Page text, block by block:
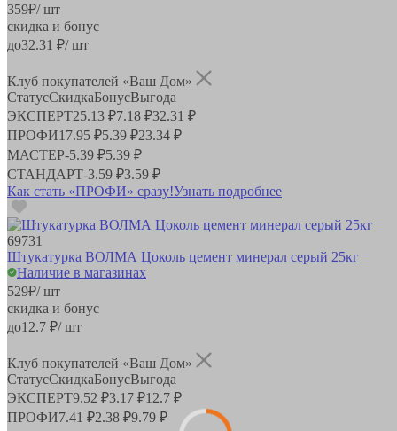
359₽/ шт
скидка и бонус
до32.31 ₽/ шт
Клуб покупателей «Ваш Дом»
СтатусСкидкаБонусВыгода
ЭКСПЕРТ25.13 ₽7.18 ₽32.31 ₽
ПРОФИ17.95 ₽5.39 ₽23.34 ₽
МАСТЕР-5.39 ₽5.39 ₽
СТАНДАРТ-3.59 ₽3.59 ₽
Как стать «ПРОФИ» сразу!Узнать подробнее
69731
Штукатурка ВОЛМА Цоколь цемент минерал серый 25кг
Наличие в магазинах
529₽/ шт
скидка и бонус
до12.7 ₽/ шт
Клуб покупателей «Ваш Дом»
СтатусСкидкаБонусВыгода
ЭКСПЕРТ9.52 ₽3.17 ₽12.7 ₽
ПРОФИ7.41 ₽2.38 ₽9.79 ₽